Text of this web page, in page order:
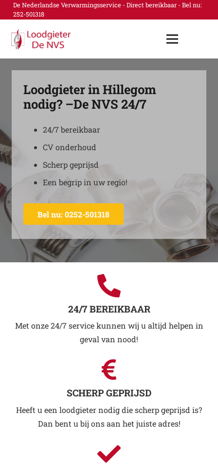
De Nederlandse Verwarmingsservice - Direct bereikbaar - Bel nu:
252-501318
Loodgieter in Hillegom
nodig? –De NVS 24/7
24/7 bereikbaar
CV onderhoud
Scherp geprijsd
Een begrip in uw regio!
Bel nu: 0252-501318
24/7 BEREIKBAAR
Met onze 24/7 service kunnen wij u altijd helpen in
geval van nood!
SCHERP GEPRIJSD
Heeft u een loodgieter nodig die scherp geprijsd is?
Dan bent u bij ons aan het juiste adres!